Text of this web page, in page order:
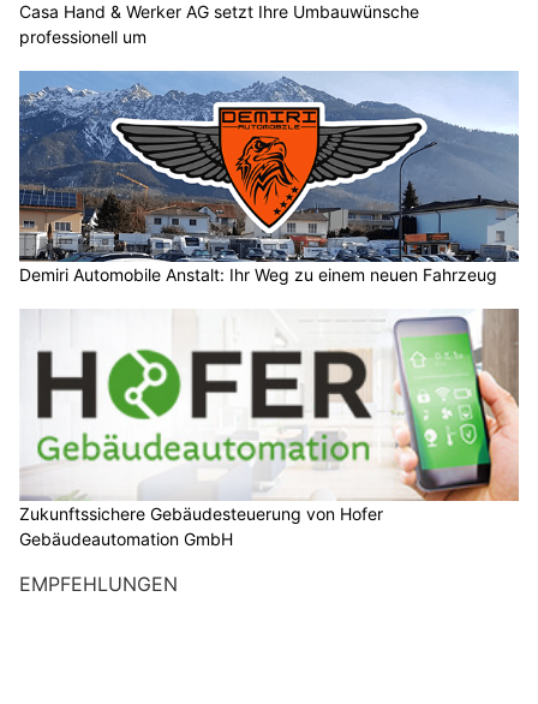
Casa Hand & Werker AG setzt Ihre Umbauwünsche
professionell um
Demiri Automobile Anstalt: Ihr Weg zu einem neuen Fahrzeug
Zukunftssichere Gebäudesteuerung von Hofer
Gebäudeautomation GmbH
EMPFEHLUNGEN